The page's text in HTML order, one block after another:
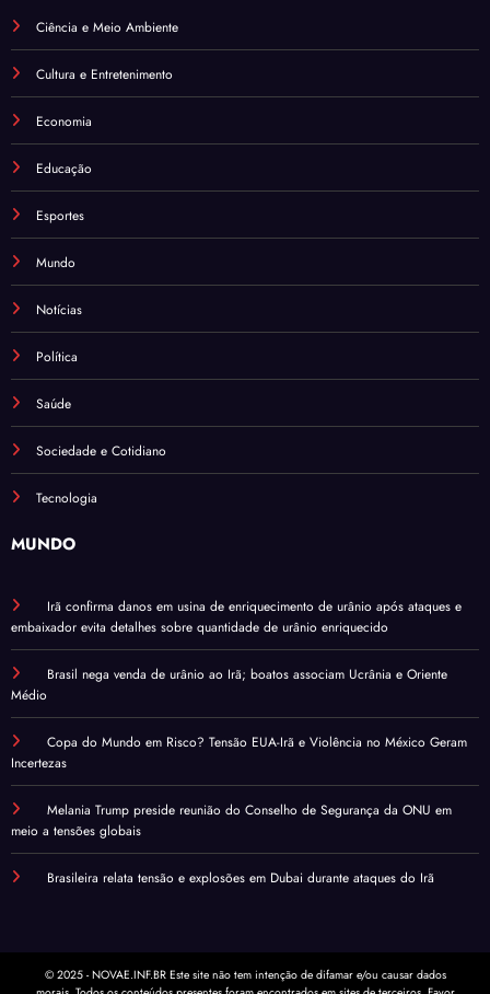
Ciência e Meio Ambiente
Cultura e Entretenimento
Economia
Educação
Esportes
Mundo
Notícias
Política
Saúde
Sociedade e Cotidiano
Tecnologia
MUNDO
Irã confirma danos em usina de enriquecimento de urânio após ataques e
embaixador evita detalhes sobre quantidade de urânio enriquecido
Brasil nega venda de urânio ao Irã; boatos associam Ucrânia e Oriente
Médio
Copa do Mundo em Risco? Tensão EUA-Irã e Violência no México Geram
Incertezas
Melania Trump preside reunião do Conselho de Segurança da ONU em
meio a tensões globais
Brasileira relata tensão e explosões em Dubai durante ataques do Irã
© 2025 - NOVAE.INF.BR Este site não tem intenção de difamar e/ou causar dados